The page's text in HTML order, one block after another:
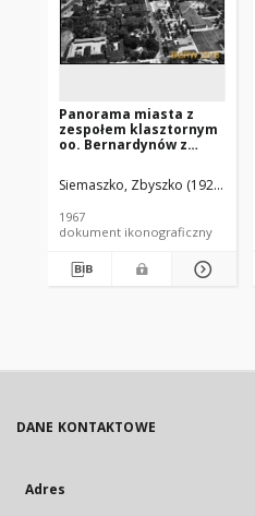
Panorama miasta z
zespołem klasztornym
oo. Bernardynów z
Podwyższenia Krzyża
Świętego i cerkwią
Wszystkich Świętych,
widok lotniczy od
Piotrków Trybunalski
Siemaszko, Zbyszko (1925-2015).
1967
dokument ikonograficzny
DANE KONTAKTOWE
Adres